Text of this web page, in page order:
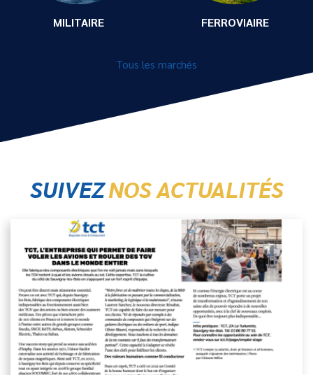
MILITAIRE FERROVIAIRE
Tous les marchés
SUIVEZNOS ACTUALITÉS